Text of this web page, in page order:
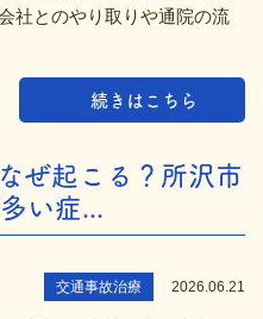
社とのやり取りや通院の流
続きはこちら
ぜ起こる？所沢市
い症...
交通事故治療 2026.06.21